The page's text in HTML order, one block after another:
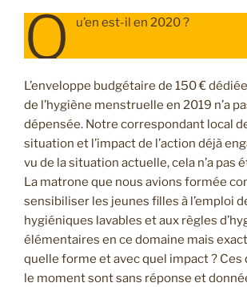
Q u’en est-il en 2020 ?
L’enveloppe budgétaire de 150 €
de l’hygiène menstruelle en 2019 n’a
dépensée. Notre correspondant local
situation et l’impact de l’action déjà
vu de la situation actuelle, cela n’a pas
La matrone que nous avions formée
sensibiliser les jeunes filles à l’emploi
hygiéniques lavables et aux règles
élémentaires en ce domaine mais
quelle forme et avec quel impact ?
le moment sont sans réponse et